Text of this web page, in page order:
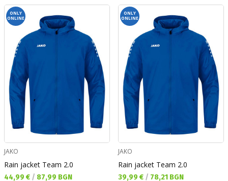
ONLY
ONLINE
JAKO
Rain jacket Team 2.0
Текуща цена:
44,99 € / 87,99 BGN
ONLY
ONLINE
JAKO
Rain jacket Team 2.0
Текуща цена:
39,99 € / 78,21 BGN